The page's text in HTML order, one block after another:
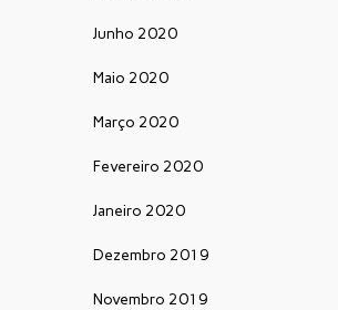
Junho 2020
Maio 2020
Março 2020
Fevereiro 2020
Janeiro 2020
Dezembro 2019
Novembro 2019